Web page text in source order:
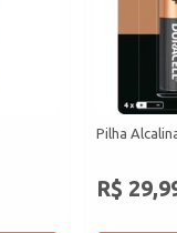
Pilha
R$